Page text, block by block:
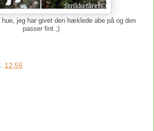
hue, jeg har givet den hæklede abe på og den
passer fint ;)
12.55